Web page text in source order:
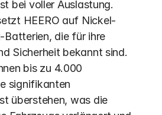
bei voller Auslastung.
HEERO auf Nickel-
die für ihre
Sicherheit bekannt sind.
bis zu 4.000
signifikanten
überstehen, was die